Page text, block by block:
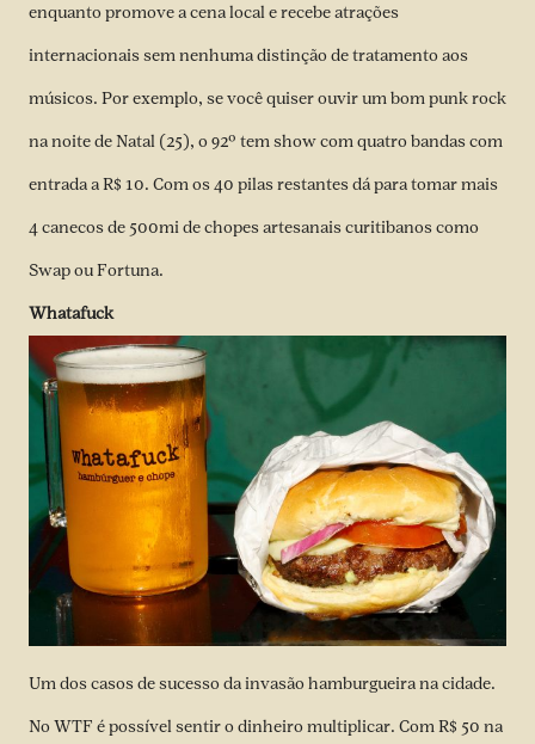
enquanto promove a cena local e recebe atrações
internacionais sem nenhuma distinção de tratamento aos
músicos. Por exemplo, se você quiser ouvir um bom punk rock
na noite de Natal (25), o 92º tem show com quatro bandas com
entrada a R$ 10. Com os 40 pilas restantes dá para tomar mais
4 canecos de 500mi de chopes artesanais curitibanos como
Swap ou Fortuna.
Whatafuck
Um dos casos de sucesso da invasão hamburgueira na cidade.
No WTF é possível sentir o dinheiro multiplicar. Com R$ 50 na